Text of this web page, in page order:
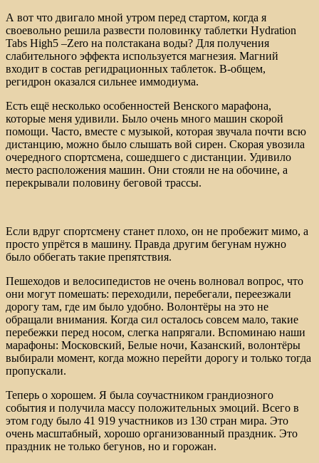
А вот что двигало мной утром перед стартом, когда я
своевольно решила развести половинку таблетки Hydration
Tabs High5 –Zero на полстакана воды? Для получения
слабительного эффекта используется магнезия. Магний
входит в состав регидрационных таблеток. В-общем,
регидрон оказался сильнее иммодиума.
Есть ещё несколько особенностей Венского марафона,
которые меня удивили. Было очень много машин скорой
помощи. Часто, вместе с музыкой, которая звучала почти всю
дистанцию, можно было слышать вой сирен. Скорая увозила
очередного спортсмена, сошедшего с дистанции. Удивило
место расположения машин. Они стояли не на обочине, а
перекрывали половину беговой трассы.
Если вдруг спортсмену станет плохо, он не пробежит мимо, а
просто упрётся в машину. Правда другим бегунам нужно
было оббегать такие препятствия.
Пешеходов и велосипедистов не очень волновал вопрос, что
они могут помешать: переходили, перебегали, переезжали
дорогу там, где им было удобно. Волонтёры на это не
обращали внимания. Когда сил осталось совсем мало, такие
перебежки перед носом, слегка напрягали. Вспоминаю наши
марафоны: Московский, Белые ночи, Казанский, волонтёры
выбирали момент, когда можно перейти дорогу и только тогда
пропускали.
Теперь о хорошем. Я была соучастником грандиозного
события и получила массу положительных эмоций. Всего в
этом году было 41 919 участников из 130 стран мира. Это
очень масштабный, хорошо организованный праздник. Это
праздник не только бегунов, но и горожан.